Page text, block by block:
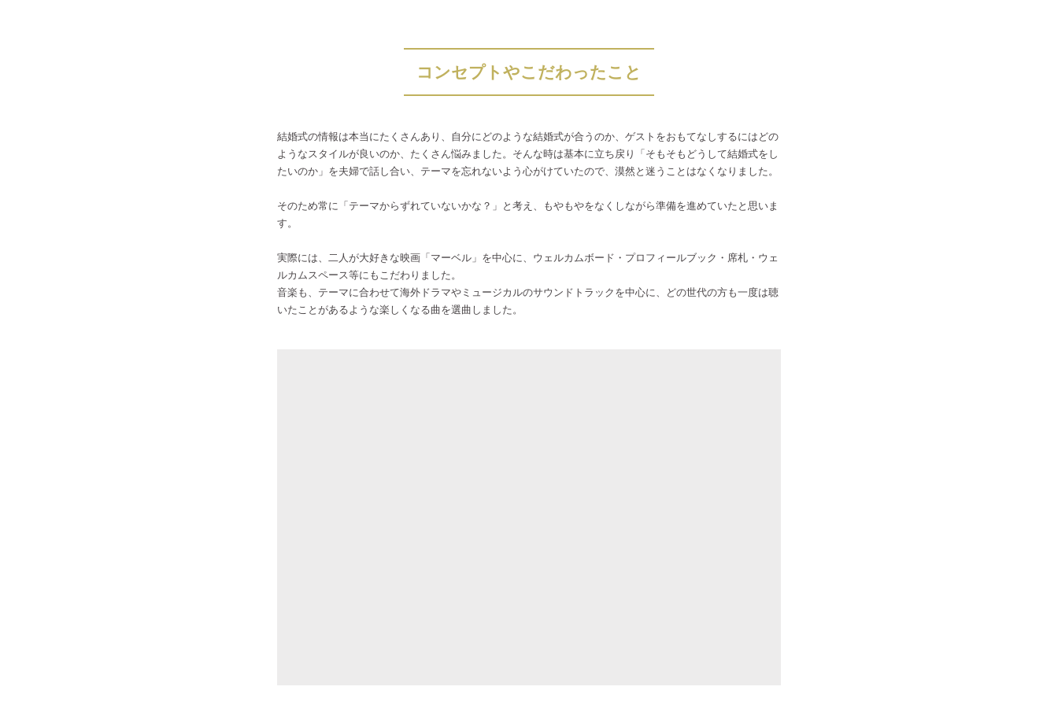
コンセプトやこだわったこと
結婚式の情報は本当にたくさんあり、自分にどのような結婚式が合うのか、ゲストをおもてなしするにはどの
ようなスタイルが良いのか、たくさん悩みました。そんな時は基本に立ち戻り「そもそもどうして結婚式をし
たいのか」を夫婦で話し合い、テーマを忘れないよう心がけていたので、漠然と迷うことはなくなりました。
そのため常に「テーマからずれていないかな？」と考え、もやもやをなくしながら準備を進めていたと思いま
す。
実際には、二人が大好きな映画「マーベル」を中心に、ウェルカムボード・プロフィールブック・席札・ウェ
ルカムスペース等にもこだわりました。
音楽も、テーマに合わせて海外ドラマやミュージカルのサウンドトラックを中心に、どの世代の方も一度は聴
いたことがあるような楽しくなる曲を選曲しました。